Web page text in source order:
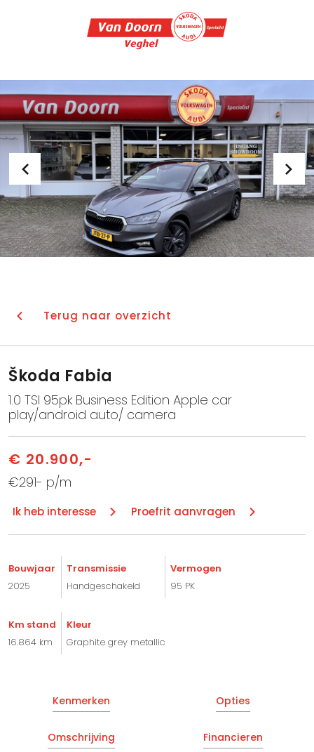
Terug naar overzicht
Škoda Fabia
1.0 TSI 95pk Business Edition Apple car
play/android auto/ camera
€ 20.900,-
€291- p/m
Ik heb interesse Proefrit aanvragen
Bouwjaar
2025
Transmissie
Handgeschakeld
Vermogen
95 PK
Km stand
16.864 km
Kleur
Graphite grey metallic
Kenmerken Opties
Omschrijving Financieren